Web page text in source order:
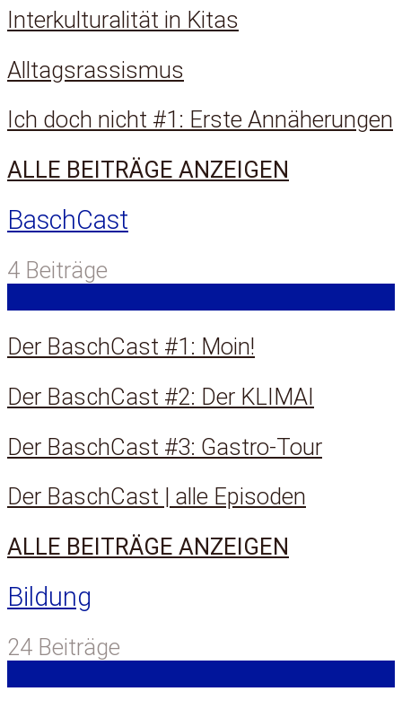
Interkulturalität in Kitas
Alltagsrassismus
Ich doch nicht #1: Erste Annäherungen
ALLE BEITRÄGE ANZEIGEN
BaschCast
4 Beiträge
Der BaschCast #1: Moin!
Der BaschCast #2: Der KLIMAI
Der BaschCast #3: Gastro-Tour
Der BaschCast | alle Episoden
ALLE BEITRÄGE ANZEIGEN
Bildung
24 Beiträge